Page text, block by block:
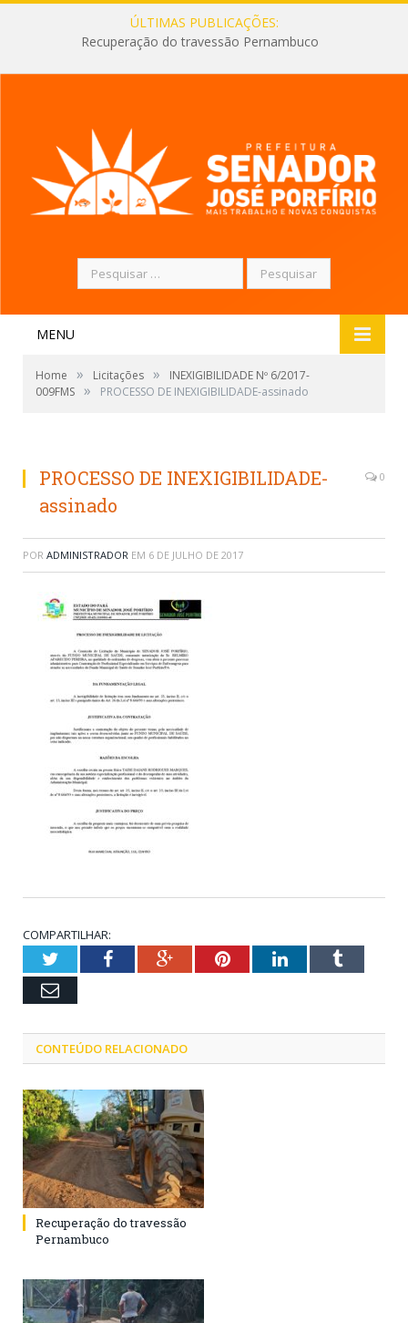
ÚLTIMAS PUBLICAÇÕES:
Recuperação do travessão Pernambuco
Pesquisar
por:
MENU
Home » Licitações »
INEXIGIBILIDADE Nº 6/2017-
009FMS » PROCESSO DE INEXIGIBILIDADE-assinado
PROCESSO DE INEXIGIBILIDADE-
assinado
0
POR ADMINISTRADOR EM 6 DE JULHO DE 2017
COMPARTILHAR:
TwitterFacebookGoogle+PinterestLinkedInTumblr
Email
CONTEÚDO RELACIONADO
Recuperação do travessão
Pernambuco